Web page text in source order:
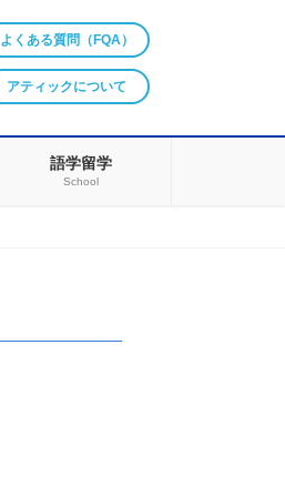
よくある質問（FQA）
アティックについて
語学留学
School